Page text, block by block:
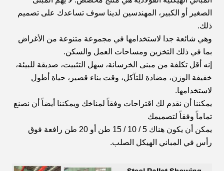
الصغير أو الكبير، المهندسين لدينا سوف تساعدك على تصميم
ذلك.
وهي شائعة جدا لاستخدامها في مجموعة متنوعة من الأغراض
بما في ذلك التخزين ومساحات العمل والسكن.
إنه أقل تكلفة من مبنى الخرسانة، سهل التثبيت، صديقة للبيئة،
خفيفة الوزن، مضادة للتآكل، وقت بناء قصير، حياة أطول
لاستخدامها.
يمكننا أن نقدم لك اقتراحات وفقاً لمناخك ويمكننا أيضاً أن نصنع
تماماً وفقاً لتصميمك
يمكن أن يكون هناك 5 / 10 / 15 طن أو 20 طن رافعة فوق
رأس في المباني الهيكل الصلب.